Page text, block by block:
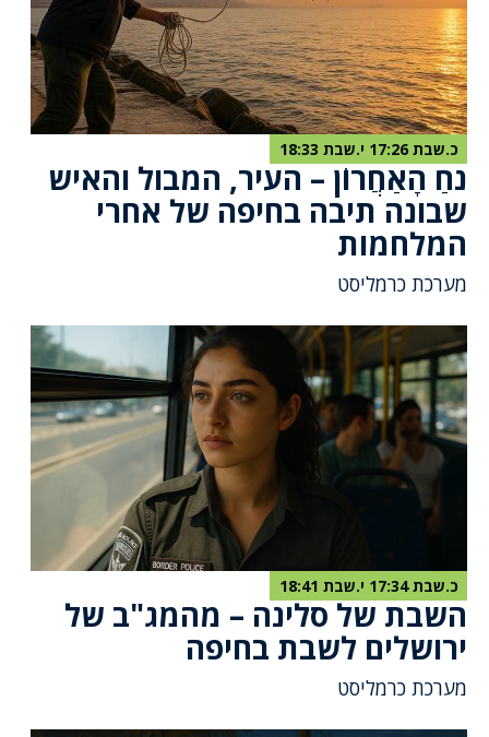
כ.שבת 17:26 י.שבת 18:33
נֹחַ הָאַחֲרוֹן – העיר, המבול והאיש
שבונה תיבה בחיפה של אחרי
המלחמות
מערכת כרמליסט
כ.שבת 17:34 י.שבת 18:41
השבת של סלינה – מהמג"ב של
ירושלים לשבת בחיפה
מערכת כרמליסט